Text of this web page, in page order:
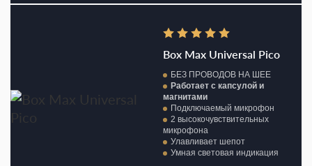
Box Max Universal Pico
БЕЗ ПРОВОДОВ НА ШЕЕ
Работает с капсулой и
магнитами
Подключаемый микрофон
2 высокочувствительных
микрофона
Улавливает шепот
Умная световая индикация